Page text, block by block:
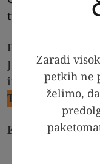
tukaj:
Unikatni
Proizvajalec:
Jelovcu 4, 2354
Ta izdelek je
Kategorije:
Zaradi
petkih ne
želimo,